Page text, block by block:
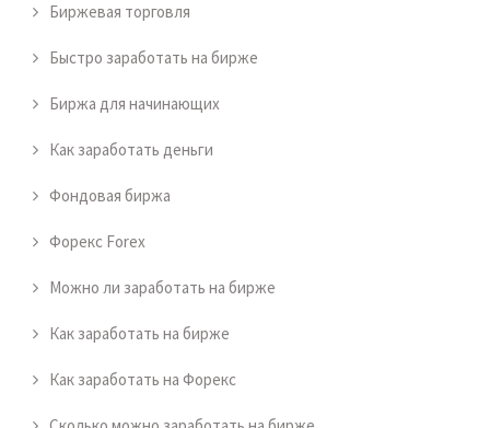
Биржевая торговля
Быстро заработать на бирже
Биржа для начинающих
Как заработать деньги
Фондовая биржа
Форекс Forex
Можно ли заработать на бирже
Как заработать на бирже
Как заработать на Форекс